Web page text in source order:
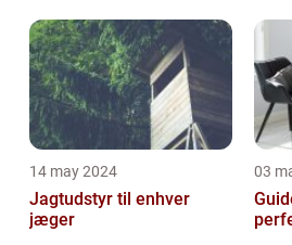
eller virksomhed
14 may 2024
Jagtudstyr til enhver
jæger
03